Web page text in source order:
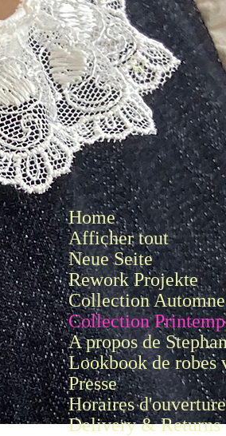
Se connecter
Home
Afficher tout
Neue Seite
Rework Projekte
Collection
Collection
A propos de
Lookbook de robes
Presse
Horaires
Delivery & Returns